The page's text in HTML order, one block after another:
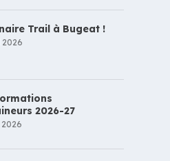
Trail à Bugeat !
2026
2026-27
2026